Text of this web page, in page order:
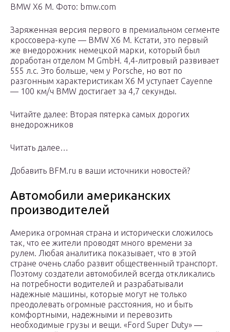
BMW X6 М. Фото: bmw.com
Заряженная версия первого в премиальном сегменте
кроссовера-купе — BMW X6 M. Кстати, это первый
же внедорожник немецкой марки, который был
доработан отделом M GmbH. 4,4-литровый развивает
555 л.с. Это больше, чем у Porsche, но вот по
разгонным характеристикам X6 M уступает Cayenne
— 100 км/ч BMW достигает за 4,7 секунды.
Читайте далее: Вторая пятерка самых дорогих
внедорожников
Читать далее…
Добавить BFM.ru в ваши источники новостей?
Автомобили американских
производителей
Америка огромная страна и исторически сложилось
так, что ее жители проводят много времени за
рулем. Любая аналитика показывает, что в этой
стране очень слабо развит общественный транспорт.
Поэтому создатели автомобилей всегда откликались
на потребности водителей и разрабатывали
надежные машины, которые могут не только
преодолевать огромные расстояния, но и быть
комфортными, надежными и перевозить
необходимые грузы и вещи. «Ford Super Duty» ―